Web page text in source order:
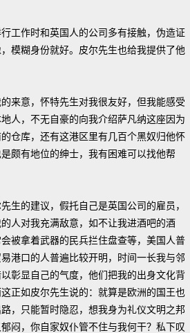
作时和英国人的公司多有接触，伪造证
模糊身份就好。皮尔先生也给我提供了他
意，怀特先生对我很友好，但我能感受
人，不无自豪的向我介绍萨凡纳这座因为
仓库，还有这港区里有几百个黑奴归他怀
颇有地位的绅士，我有困难可以找他帮
的建议，假托自己是英国公司的雇员，
人对我充满敌意，如不让我进酒吧的酒
被拿着武器的民兵拦住盘查等，美国人普
港口的人普遍比较开明，时间一长我与邻
彰显自己的气度，他们把我的出身文化背
正如皮尔先生说的：就算是欧洲的国王也
，只能暂时隐忍，想我身为礼仪文明之邦
闷，你自家奴仆管不住与我何干？私下叹